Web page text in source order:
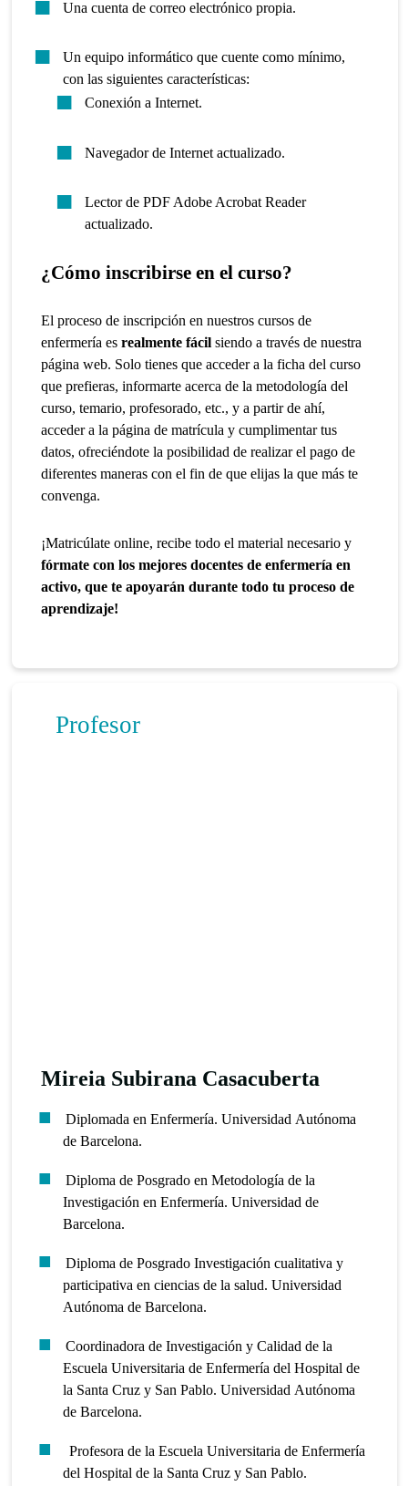
Una cuenta de correo electrónico propia.
Un equipo informático que cuente como mínimo,
con las siguientes características:
Conexión a Internet.
Navegador de Internet actualizado.
Lector de PDF Adobe Acrobat Reader
actualizado.
¿Cómo inscribirse en el curso?
El proceso de inscripción en nuestros cursos de
enfermería esrealmente fácil siendo a través de nuestra
página web. Solo tienes que acceder a la ficha del curso
que prefieras, informarte acerca de la metodología del
curso, temario, profesorado, etc., y a partir de ahí,
acceder a la página de matrícula y cumplimentar tus
datos, ofreciéndote la posibilidad de realizar el pago de
diferentes maneras con el fin de que elijas la que más te
convenga.
¡Matricúlate online, recibe todo el material necesario y
fórmate con los mejores docentes de enfermería en
activo, que te apoyarán durante todo tu proceso de
aprendizaje!
Profesor
Mireia Subirana Casacuberta
Diplomada en Enfermería. Universidad Autónoma
de Barcelona.
Diploma de Posgrado en Metodología de la
Investigación en Enfermería. Universidad de
Barcelona.
Diploma de Posgrado Investigación cualitativa y
participativa en ciencias de la salud. Universidad
Autónoma de Barcelona.
Coordinadora de Investigación y Calidad de la
Escuela Universitaria de Enfermería del Hospital de
la Santa Cruz y San Pablo. Universidad Autónoma
de Barcelona.
Profesora de la Escuela Universitaria de Enfermería
del Hospital de la Santa Cruz y San Pablo.